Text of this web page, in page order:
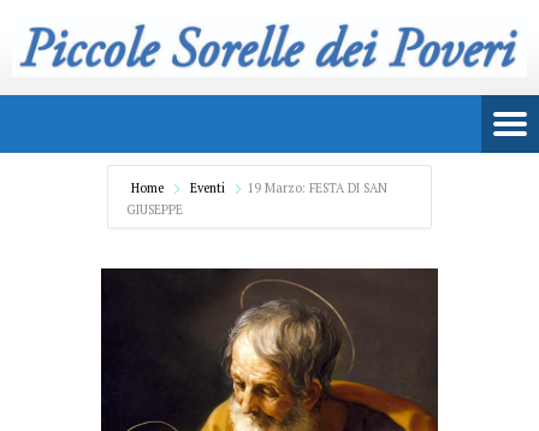
Home Eventi
19 Marzo: FESTA DI SAN
GIUSEPPE